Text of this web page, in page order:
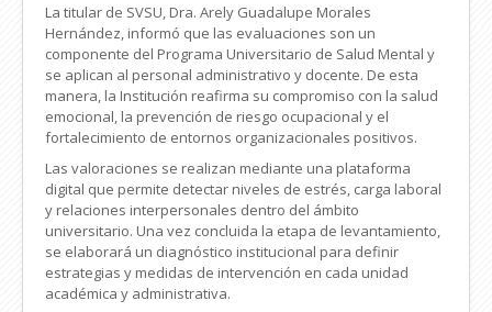
La titular de SVSU, Dra. Arely Guadalupe Morales
Hernández, informó que las evaluaciones son un
componente del Programa Universitario de Salud Mental y
se aplican al personal administrativo y docente. De esta
manera, la Institución reafirma su compromiso con la salud
emocional, la prevención de riesgo ocupacional y el
fortalecimiento de entornos organizacionales positivos.
Las valoraciones se realizan mediante una plataforma
digital que permite detectar niveles de estrés, carga laboral
y relaciones interpersonales dentro del ámbito
universitario. Una vez concluida la etapa de levantamiento,
se elaborará un diagnóstico institucional para definir
estrategias y medidas de intervención en cada unidad
académica y administrativa.